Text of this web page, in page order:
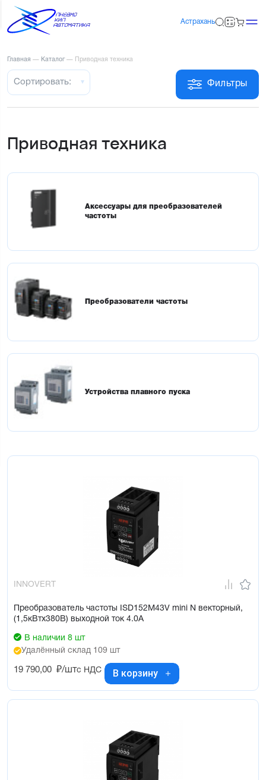
Астрахань
Главная — Каталог — Приводная техника
Фильтры
Сортировать:
Приводная техника
Аксессуары для преобразователей
частоты
Преобразователи частоты
Устройства плавного пуска
INNOVERT
Преобразователь частоты ISD152M43V mini N векторный,
(1,5кВтx380В) выходной ток 4.0А
В наличии 8 шт
Удалённый склад 109 шт
19 790,00 ₽/штс НДС В корзину